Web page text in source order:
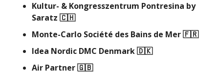
Kultur- & Kongresszentrum Pontresina by
Saratz 🇨🇭
Monte-Carlo Société des Bains de Mer🇫🇷
Idea Nordic DMC Denmark🇩🇰
Air Partner🇬🇧